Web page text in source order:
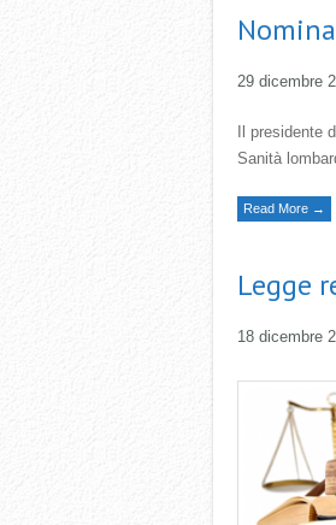
29 dicembre
Il presidente
Sanità
Read More →
Legge
18 dicembre